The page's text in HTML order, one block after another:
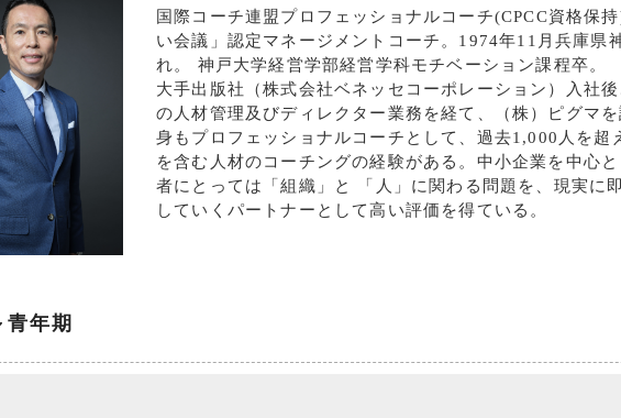
国際コーチ連盟プロフェッショナルコーチ(CPCC資格保
い会議」認定マネージメントコーチ。1974年11月兵庫県
れ。 神戸大学経営学部経営学科モチベーション課程卒。
大手出版社（株式会社ベネッセコーポレーション）入社
の人材管理及びディレクター業務を経て、（株）ピグマ
身もプロフェッショナルコーチとして、過去1,000人を超
を含む人材のコーチングの経験がある。中小企業を中心
者にとっては「組織」と 「人」に関わる問題を、現実に
していくパートナーとして高い評価を得ている。
青年期